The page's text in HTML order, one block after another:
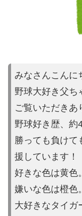
みなさんこんに
野球大好き父ち
ご覧いただきあ
野球好き歴、約
勝っても負けて
援しています！
好きな色は黄色。
嫌いな色は橙色。
大好きなタイガ